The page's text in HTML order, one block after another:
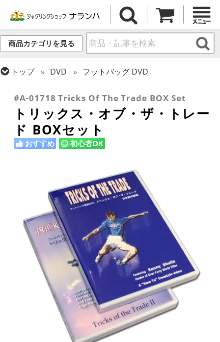
商品カテゴリを見る
トップ DVD
フットバッグ DVD
#A-01718 Tricks Of The Trade BOX Set
トリックス・オブ・ザ・トレー
ド BOXセット
おすすめ 初心者OK